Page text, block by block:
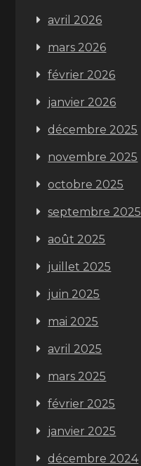
avril 2026
mars 2026
février 2026
janvier 2026
décembre 2025
novembre 2025
octobre 2025
septembre 2025
août 2025
juillet 2025
juin 2025
mai 2025
avril 2025
mars 2025
février 2025
janvier 2025
décembre 2024